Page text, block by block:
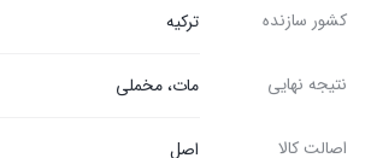
کشور سازنده ترکیه
نتیجه نهایی مات، مخملی
اصالت کالا اصل